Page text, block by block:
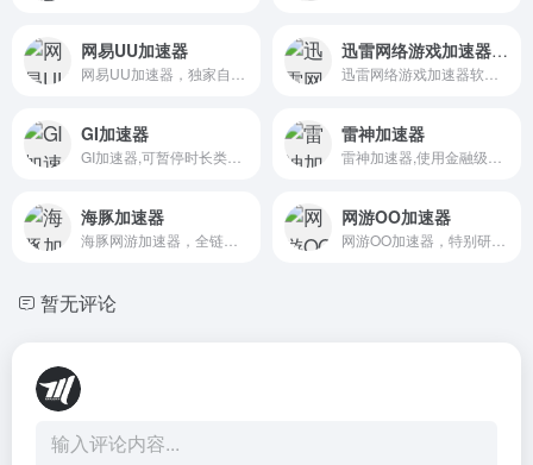
网易UU加速器 迅雷网络游戏加速器下载
GI加速器 雷神加速器
海豚加速器 网游OO加速器
暂无评论